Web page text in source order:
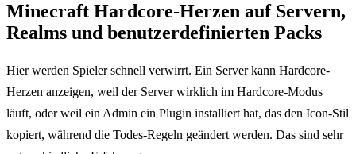
Minecraft Hardcore-Herzen auf Servern,
Realms und benutzerdefinierten Packs
Hier werden Spieler schnell verwirrt. Ein Server kann Hardcore-
Herzen anzeigen, weil der Server wirklich im Hardcore-Modus
läuft, oder weil ein Admin ein Plugin installiert hat, das den Icon-Stil
kopiert, während die Todes-Regeln geändert werden. Das sind sehr